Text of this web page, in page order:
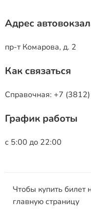
Адрес
пр-т Комарова, д. 2
Как связаться
Справочная: +7
График работы
с 5:00 до 22:00
Чтобы купить билет
главную страницу